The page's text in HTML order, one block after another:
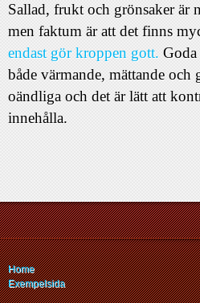
Sallad, frukt och grönsaker är
men faktum är att det finns
endast gör kroppen gott.
både värmande, mättande och
oändliga och det är lätt att
innehålla.
Home
Exempelsida